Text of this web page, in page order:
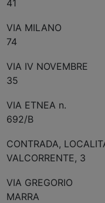
41
VIA MILANO
74
VIA IV NOVEMBRE
35
VIA ETNEA n.
692/B
CONTRADA,
VALCORRENTE, 3
VIA GREGORIO
MARRA